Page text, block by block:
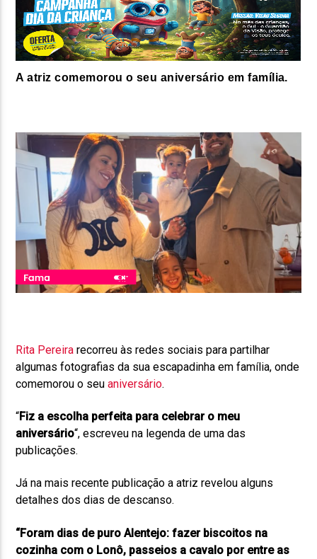
A atriz comemorou o seu aniversário em família.
Rita Pereira recorreu às redes sociais para partilhar
algumas fotografias da sua escapadinha em família, onde
comemorou o seuaniversário.
“Fiz a escolha perfeita para celebrar o meu
aniversário“, escreveu na legenda de uma das
publicações.
Já na mais recente publicação a atriz revelou alguns
detalhes dos dias de descanso.
“Foram dias de puro Alentejo: fazer biscoitos na
cozinha com o Lonô, passeios a cavalo por entre as